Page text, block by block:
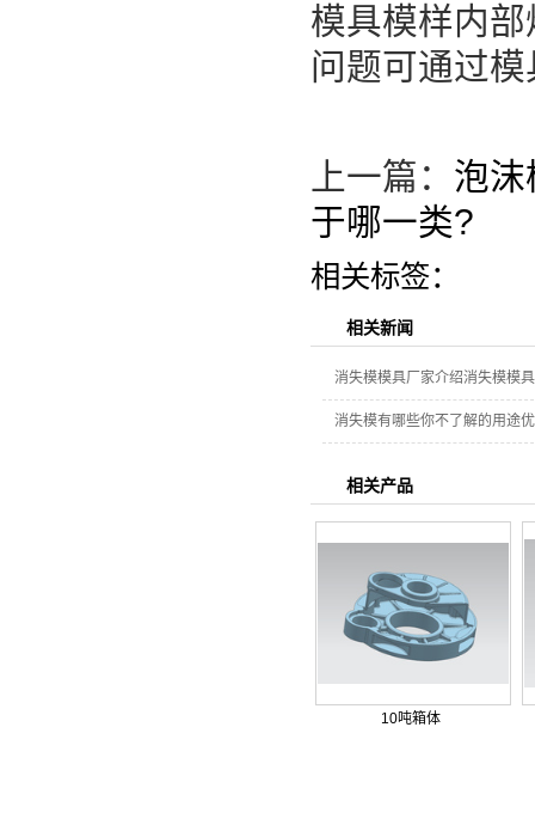
模具模样内
问题可通过
上一篇： 泡沫
于哪一类?
相关标签：
相关新闻
消失模模具厂家介绍消失模模
消失模有哪些你不了解的用途
相关产品
10吨箱体